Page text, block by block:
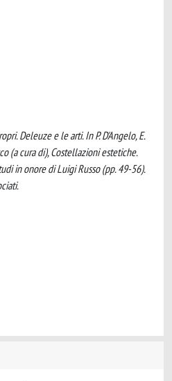
Deleuze e le arti. In P. D'Angelo, E.
(a cura di), Costellazioni estetiche.
in onore di Luigi Russo (pp. 49-56).